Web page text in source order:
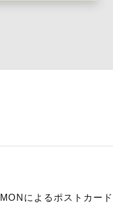
によるポストカード